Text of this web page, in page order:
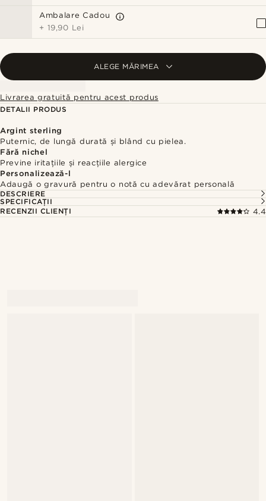
Ambalare Cadou
+ 19,90 Lei
ALEGE MĂRIMEA
Livrarea gratuită pentru acest produs
DETALII PRODUS
Argint sterling
Puternic, de lungă durată și blând cu pielea.
Fără nichel
Previne iritațiile și reacțiile alergice
Personalizează-l
Adaugă o gravură pentru o notă cu adevărat personală
DESCRIERE
SPECIFICAȚII
RECENZII CLIENȚI
4.4